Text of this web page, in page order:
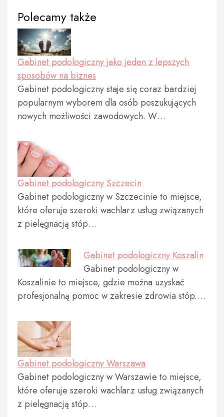
Polecamy także
Gabinet podologiczny jako jeden z lepszych
sposobów na biznes
Gabinet podologiczny staje się coraz bardziej
popularnym wyborem dla osób poszukujących
nowych możliwości zawodowych. W…
Gabinet podologiczny Szczecin
Gabinet podologiczny w Szczecinie to miejsce,
które oferuje szeroki wachlarz usług związanych
z pielęgnacją stóp…
Gabinet podologiczny Koszalin
Gabinet podologiczny w
Koszalinie to miejsce, gdzie można uzyskać
profesjonalną pomoc w zakresie zdrowia stóp.…
Gabinet podologiczny Warszawa
Gabinet podologiczny w Warszawie to miejsce,
które oferuje szeroki wachlarz usług związanych
z pielęgnacją stóp…